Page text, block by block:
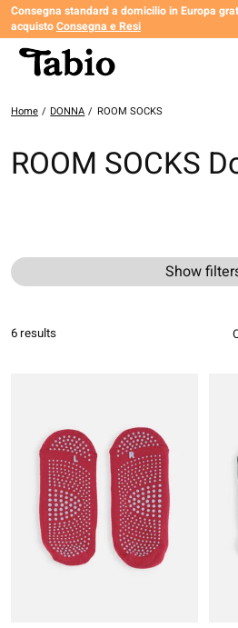
Consegna standard a domicilio in Europa
acquistoConsegna e Resi
Home / DONNA / ROOM SOCKS
ROOM SOCKS
Show
6 results